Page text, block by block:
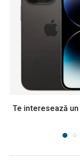
Te interesează un